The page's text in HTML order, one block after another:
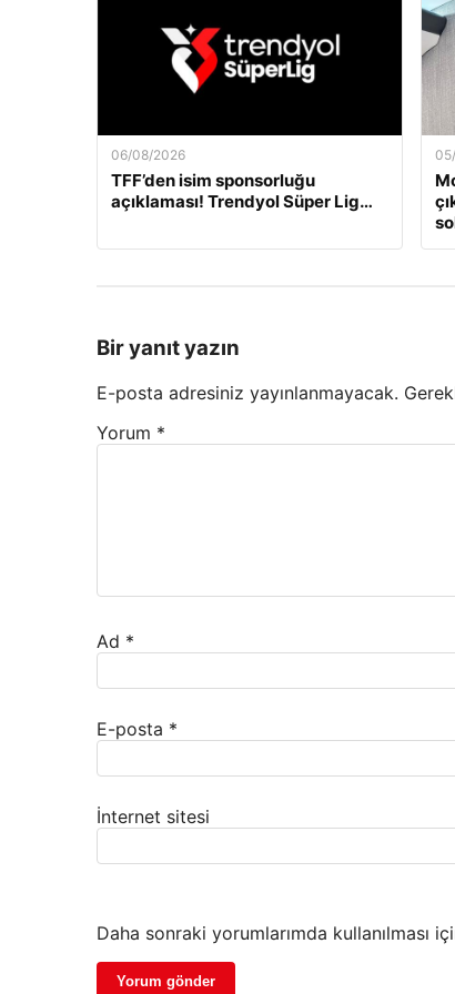
06/08/2026
TFF’den isim sponsorluğu
açıklaması! Trendyol Süper Lig…
Bir yanıt yazın
E-posta adresiniz yayınlanmayacak.
Yorum *
Ad *
E-posta *
İnternet sitesi
Daha sonraki yorumlarımda kullanılması